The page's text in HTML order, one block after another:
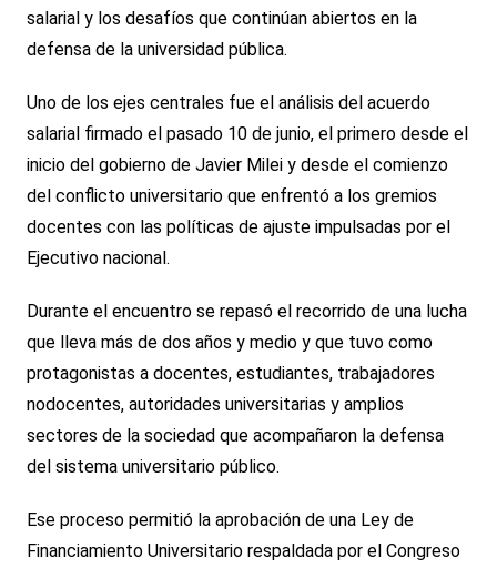
salarial y los desafíos que continúan abiertos en la
defensa de la universidad pública.
Uno de los ejes centrales fue el análisis del acuerdo
salarial firmado el pasado 10 de junio, el primero desde el
inicio del gobierno de Javier Milei y desde el comienzo
del conflicto universitario que enfrentó a los gremios
docentes con las políticas de ajuste impulsadas por el
Ejecutivo nacional.
Durante el encuentro se repasó el recorrido de una lucha
que lleva más de dos años y medio y que tuvo como
protagonistas a docentes, estudiantes, trabajadores
nodocentes, autoridades universitarias y amplios
sectores de la sociedad que acompañaron la defensa
del sistema universitario público.
Ese proceso permitió la aprobación de una Ley de
Financiamiento Universitario respaldada por el Congreso